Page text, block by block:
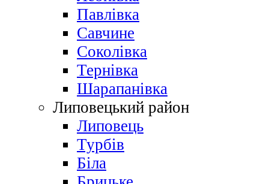
Павлівка
Савчине
Соколівка
Тернівка
Шарапанівка
Липовецький район
Липовець
Турбів
Біла